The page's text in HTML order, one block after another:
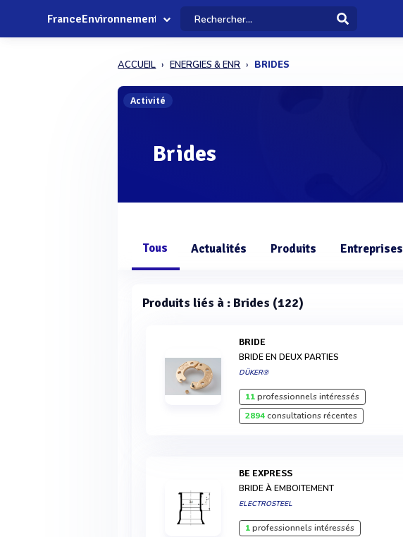
FranceEnvironnement
ACCUEIL ENERGIES & ENR BRIDES
Activité
Brides
Tous Actualités Produits Entreprises
Produits liés à : Brides (122)
BRIDE
BRIDE EN DEUX PARTIES
DÜKER®
11professionnels intéressés
2894consultations récentes
BE EXPRESS
BRIDE À EMBOITEMENT
ELECTROSTEEL
1professionnels intéressés